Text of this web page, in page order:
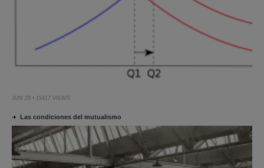
JUN 29 • 15417 VIEWS
Las condiciones del mutualismo